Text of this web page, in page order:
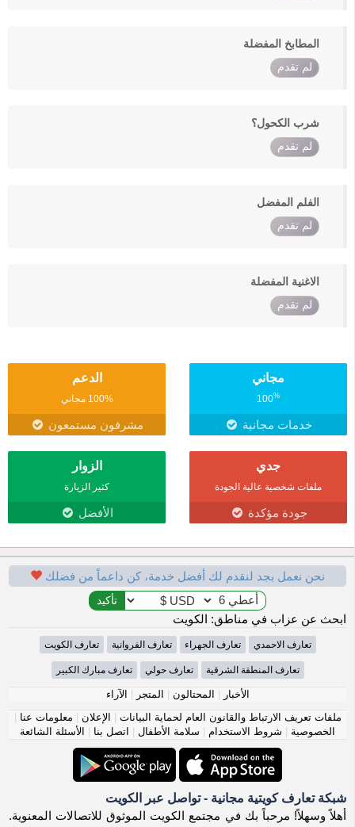
المطابخ المفضلة
لم تقدم
شرب الكحول؟
لم تقدم
الفلم المفضل
لم تقدم
الاغنية المفضلة
لم تقدم
مجاني
100%
خدمات مجانية
الدعم
100% مجاني
مشرفون مستمعون
جدي
ملفات شخصية عالية الجودة
جودة مؤكدة
الزوار
كثير الزيارة
الأفضل
نحن نعمل بجد لنقدم لك أفضل خدمة، كن داعماً من فضلك
ابحث عن عزاب في مناطق: الكويت
تعارف الاحمدي تعارف الجهراء تعارف الفروانية تعارف الكويت
تعارف المنطقة الشرقية تعارف حولي تعارف مبارك الكبير
الأخبار | المحتالون | المتجر | الآراء
ملفات تعريف الارتباط والقانون العام لحماية البيانات | الإعلان | معلومات عنا |
الخصوصية | شروط الاستخدام | سلامة الأطفال | اتصل بنا | الأسئلة الشائعة
شبكة تعارف كويتية مجانية - تواصل عبر الكويت
أهلاً وسهلاً! مرحباً بك في مجتمع الكويت الموثوق للاتصالات المعنوية.